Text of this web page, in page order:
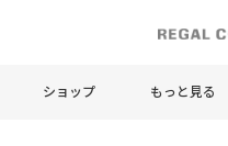
ショップ もっと見る